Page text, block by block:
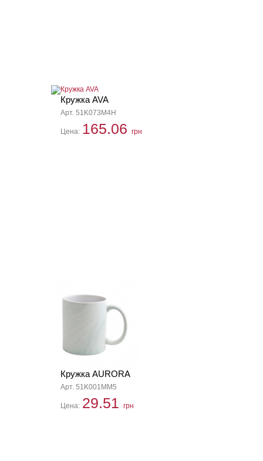
Кружка AVA
Арт. 51K073M4H
Цена: 165.06 грн
Кружка AURORA
Арт. 51K001MM5
Цена: 29.51 грн